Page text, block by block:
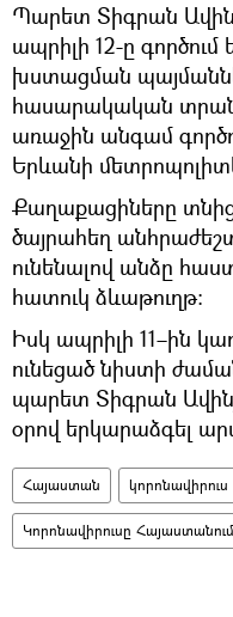
Պարետ Տիգրան
ապրիլի 12-ը
խստացման
հասարակական
առաջին անգամ
Երևանի
Քաղաքացիները տնից
ծայրահեղ
ունենալով անձը
հատուկ ձևաթուղթ:
Իսկ ապրիլի 11–ին
ունեցած նիստի
պարետ Տիգրան
օրով երկարաձգել
Հայաստան կորոնավիրուս
Կորոնավիրուսը